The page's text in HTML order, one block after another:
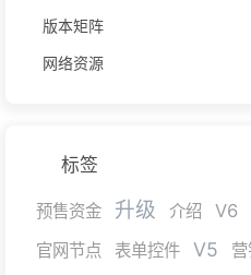
版本矩阵
网络资源
标签
预售资金 升级 介绍 V6
官网节点 表单控件 V5